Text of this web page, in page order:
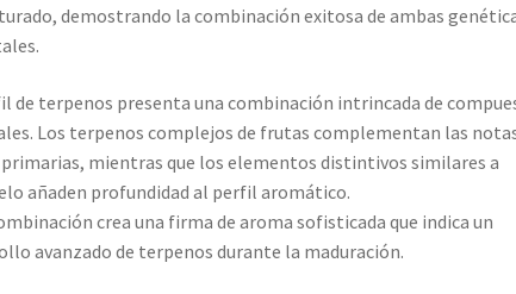
demostrando la combinación exitosa de ambas
de terpenos presenta una combinación intrincada de
Los terpenos complejos de frutas complementan las
primarias, mientras que los elementos distintivos similares a
añaden profundidad al perfil aromático.
crea una firma de aroma sofisticada que indica un
avanzado de terpenos durante la maduración.